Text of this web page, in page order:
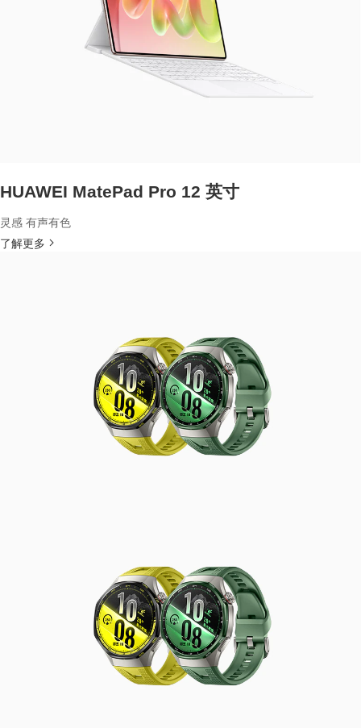
HUAWEI MatePad Pro 12 英寸
灵感 有声有色
了解更多